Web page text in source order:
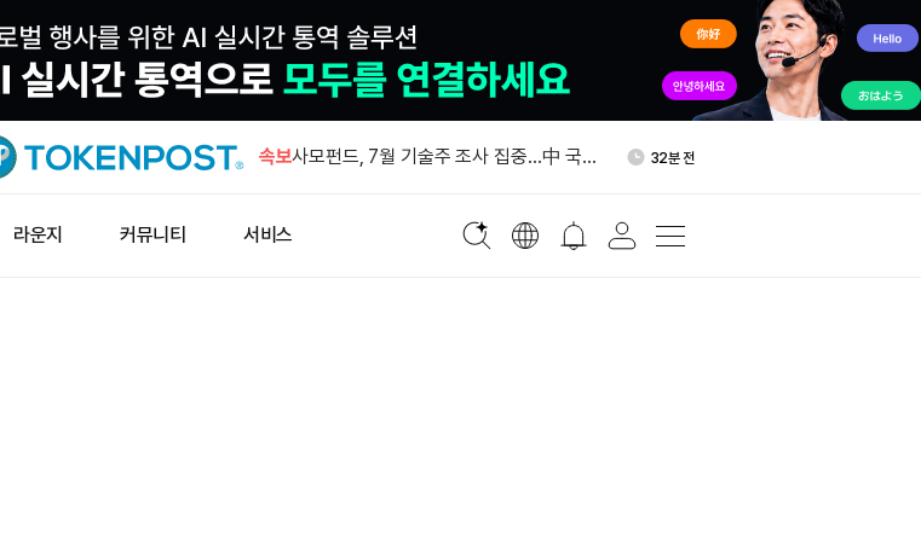
속보
바라소 미 상원 원내총무 "클래리티 법안
51분 전
사모펀드, 7월 기술주 조사 집중…中 국
32분 전
라운지 커뮤니티 서비스